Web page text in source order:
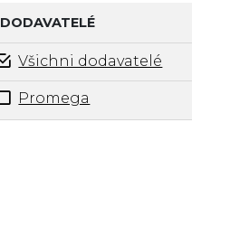
DODAVATELÉ
Všichni dodavatelé
Promega